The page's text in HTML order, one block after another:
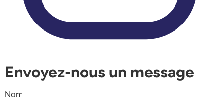
Envoyez-nous un message
Nom